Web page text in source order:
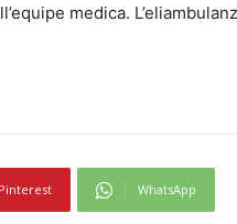
medica.
Pinterest WhatsApp